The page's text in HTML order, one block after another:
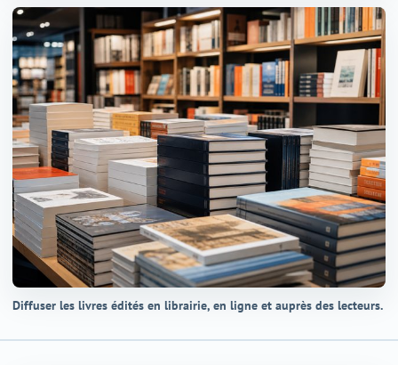
Diffuser les livres édités en librairie, en ligne et auprès des lecteurs.